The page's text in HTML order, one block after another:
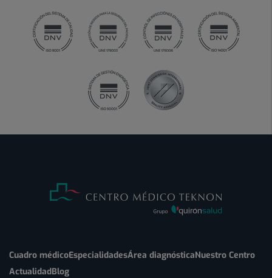
Cuadro médicoEspecialidadesÁrea diagnósticaNuestro Centro
ActualidadBlog